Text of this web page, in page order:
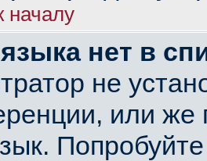
началу
нет в
не
или же